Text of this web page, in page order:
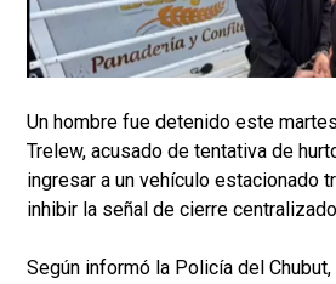
Un hombre fue detenido este
Trelew, acusado de tentativa de
ingresar a un vehículo estacionado
inhibir la señal de cierre
Según informó la Policía del